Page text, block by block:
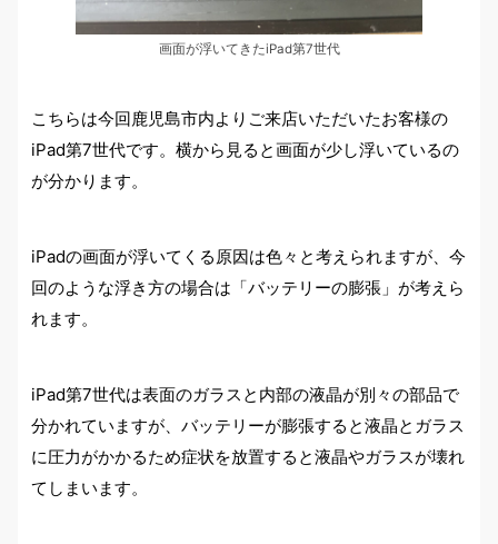
画面が浮いてきたiPad第7世代
こちらは今回鹿児島市内よりご来店いただいたお客様の
iPad第7世代です。横から見ると画面が少し浮いているの
が分かります。
iPadの画面が浮いてくる原因は色々と考えられますが、今
回のような浮き方の場合は「バッテリーの膨張」が考えら
れます。
iPad第7世代は表面のガラスと内部の液晶が別々の部品で
分かれていますが、バッテリーが膨張すると液晶とガラス
に圧力がかかるため症状を放置すると液晶やガラスが壊れ
てしまいます。